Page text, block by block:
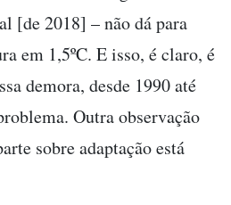
[de 2018] – não dá para
em 1,5ºC. E isso, é claro, é
demora, desde 1990 até
Outra observação
sobre adaptação está